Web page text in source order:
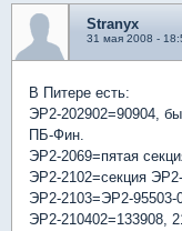
Stranyx
31 мая 2008 -
В Питере есть:
ЭР2-202902=90904,
ПБ-Фин.
ЭР2-2069=пятая
ЭР2-2102=секция
ЭР2-2103=ЭР2-
ЭР2-210402=133908,